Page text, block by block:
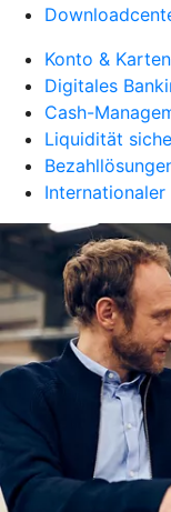
Konto & Karten
Digitales
Cash-
Liquidität